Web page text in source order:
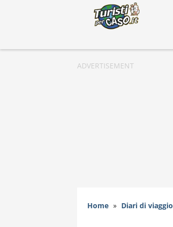
Home » Diari di viaggio